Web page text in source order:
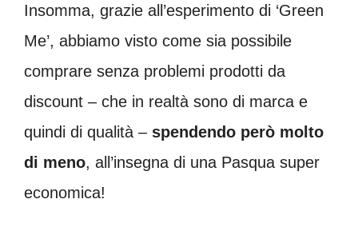
Insomma, grazie all’esperimento di ‘Green
Me’, abbiamo visto come sia possibile
comprare senza problemi prodotti da
discount – che in realtà sono di marca e
quindi di qualità – spendendo però molto
di meno, all’insegna di una Pasqua super
economica!